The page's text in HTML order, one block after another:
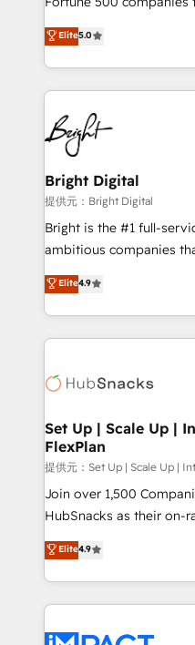
Growth-Driven Design
Sales Enablement
HubSpot COS
COS Design Award
Partner 📆Founded in 1997
and nonprofits — to
revenue, and unlock the
With deep technical
automation,
lasting impact. We specialize in: • Turnkey and end-
to-end HubSpot
Sales, Service,
and chat agents,
workflows • Salesforce
RevOps and AI-driven
design and CMS
and CRM migration from
Client/member portals
WooCommerce, BuilderTrend,
the difference — reach
Elite5.0
Bright Digital
提供元：Bright Digital
Bright is the #1 full-
ambitious companies
From HubSpot
developing a new
digital marketing; we
results)! In short, our services include: - HubSpot
HubSpot development:
marketing, advertising,
design We connect people, data and technology to
improve customer
people, exciting ideas
ensure revenue growth on a
team of 100+ experts is ready for
growth |
Elite4.9
Set Up | Scale Up |
FlexPlan
提供元：Set Up | Scale Up |
Join over 1,500
HubSnacks as their on-
Simple pay-as-you-go
1️⃣ Set Up | Onboarding
HubSpot portals 2️⃣ Scale Up | 100% HubSpot Task
Execution... Global 24/7 ... All
Elite4.9